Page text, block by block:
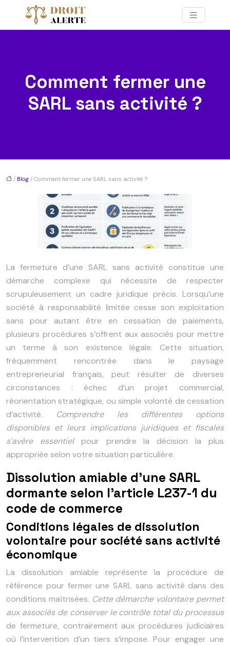
Comment fermer une
SARL sans activité ?
/ Blog / Comment fermer une SARL sans activité ?
La fermeture d’une SARL sans activité constitue une
démarche complexe qui nécessite de respecter
scrupuleusement un cadre juridique précis. Lorsqu’une
société à responsabilité limitée cesse son exploitation
sans pour autant être en cessation de paiements,
plusieurs procédures s’offrent aux associés pour mettre
un terme à son existence légale. Cette situation,
fréquemment rencontrée dans le paysage
entrepreneurial français, peut résulter de diverses
circonstances : échec d’un projet commercial,
réorientation stratégique, ou simple volonté de cessation
d’activité. Comprendre les différentes options
disponibles et leurs implications juridiques et fiscales
s’avère essentiel pour prendre la décision la plus
appropriée selon votre situation particulière.
Dissolution amiable d’une SARL
dormante selon l’article L237-1 du
code de commerce
Conditions légales de dissolution
volontaire pour société sans activité
économique
La dissolution amiable représente la procédure de
référence pour fermer une SARL sans activité dans des
conditions maîtrisées. Cette démarche volontaire permet
aux associés de conserver le contrôle total du processus
de fermeture, contrairement aux procédures judiciaires
où l’intervention d’un tiers s’impose. Pour engager une